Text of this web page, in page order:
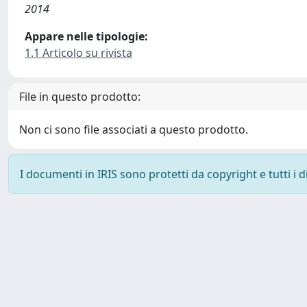
2014
Appare nelle tipologie:
1.1 Articolo su rivista
File in questo prodotto:
Non ci sono file associati a questo prodotto.
I documenti in IRIS sono protetti da copyright e tutti i